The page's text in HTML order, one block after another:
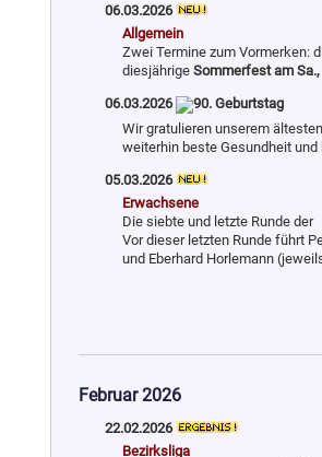
06.03.2026
Allgemein
Zwei Termine zum Vormerken:
dies­jährige Sommerfest am
06.03.2026
Wir gratulieren unserem
weiterhin beste Gesundheit
05.03.2026
Erwachsene
Die siebte und letzte Runde der
Vor dieser letzten Runde führt
und Eberhard Horlemann
Februar 2026
22.02.2026
Bezirksliga